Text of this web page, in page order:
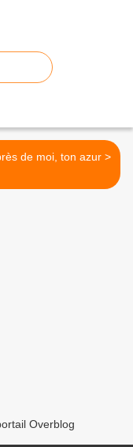
Plus près de moi, ton azur >
Overblog